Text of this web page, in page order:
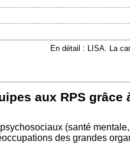
En détail : LISA. La
aux RPS grâce
(santé
des grandes